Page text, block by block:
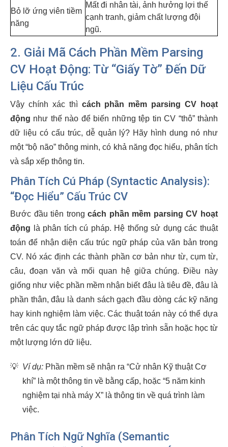
Bỏ lỡ ứng viên tiềm
năng
Mất đi nhân tài, ảnh hưởng lợi thế
cạnh tranh, giảm chất lượng đội
ngũ.
2. Giải Mã Cách Phần Mềm Parsing
CV Hoạt Động: Từ “Giấy Tờ” Đến Dữ
Liệu Cấu Trúc
Vậy chính xác thì cách phần mềm parsing CV hoạt
động như thế nào để biến những tệp tin CV “thô” thành
dữ liệu có cấu trúc, dễ quản lý? Hãy hình dung nó như
một “bộ não” thông minh, có khả năng đọc hiểu, phân tích
và sắp xếp thông tin.
Phân Tích Cú Pháp (Syntactic Analysis):
“Đọc Hiểu” Cấu Trúc CV
Bước đầu tiên trongcách phần mềm parsing CV hoạt
động là phân tích cú pháp. Hệ thống sử dụng các thuật
toán để nhận diện cấu trúc ngữ pháp của văn bản trong
CV. Nó xác định các thành phần cơ bản như từ, cụm từ,
câu, đoạn văn và mối quan hệ giữa chúng. Điều này
giống như việc phần mềm nhận biết đâu là tiêu đề, đâu là
phần thân, đâu là danh sách gạch đầu dòng các kỹ năng
hay kinh nghiệm làm việc. Các thuật toán này có thể dựa
trên các quy tắc ngữ pháp được lập trình sẵn hoặc học từ
một lượng lớn dữ liệu.
💡 Ví dụ: Phần mềm sẽ nhận ra “Cử nhân Kỹ thuật Cơ
khí” là một thông tin về bằng cấp, hoặc “5 năm kinh
nghiệm tại nhà máy X” là thông tin về quá trình làm
việc.
Phân Tích Ngữ Nghĩa (Semantic